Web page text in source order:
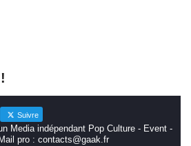
Suivre
Media indépendant Pop Culture - Event -
Mail pro : contacts@gaak.fr